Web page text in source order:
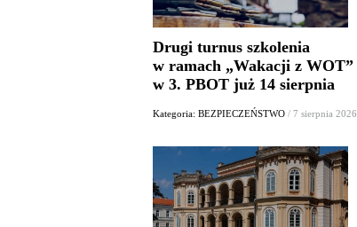
Drugi turnus szkolenia
w ramach „Wakacji z WOT”
w 3. PBOT już 14 sierpnia
Kategoria: BEZPIECZEŃSTWO / 7 sierpnia 2026